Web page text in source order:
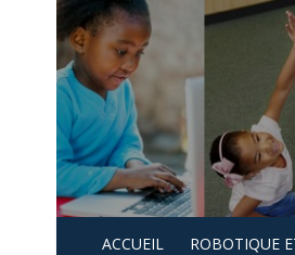
Skip
to
content
ACCUEIL ROBOTIQUE